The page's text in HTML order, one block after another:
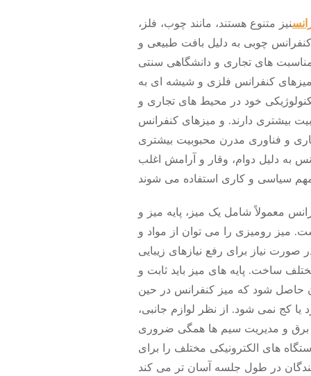
نیز متنوع هستند، مانند چوب، فلز،
چوبی به دلیل بافت طبیعی و
های تجاری و دانشگاهی سنتی
کنفرانس فلزی و شیشه ای به
خود در محیط های تجاری و
بیشتری دارند. و میزهای کنفرانس
و فناوری مدرن محبوبیت بیشتری
به دلیل دوام، وقار و آرامش اغلب
معمولاً شامل یک میز، پایه میز و
میز رومیزی را می توان از مواد و
نیاز برای رفع نیازهای زیبایی
ساخت. پایه های میز باید ثابت و
حاصل شود که میز کنفرانس در حین
یا کج نمی شود. از نظر لوازم جانبی،
و مدیریت سیم ها همگی ضروری
های الکترونیکی مختلف را برای